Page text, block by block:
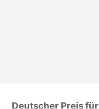
Deutscher Preis für